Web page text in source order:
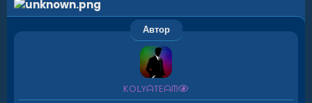
Автор
KOᒪYᗩTEᗩᗰ